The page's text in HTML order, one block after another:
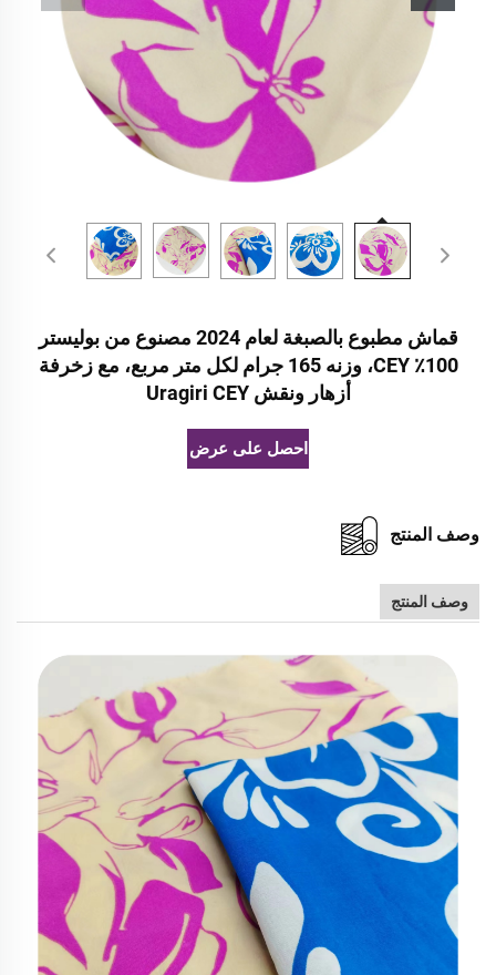
قماش مطبوع بالصبغة لعام 2024 مصنوع من بوليستر
100٪ CEY، وزنه 165 جرام لكل متر مربع، مع زخرفة
أزهار ونقش Uragiri CEY
احصل على عرض أسعار
وصف المنتج
وصف المنتج